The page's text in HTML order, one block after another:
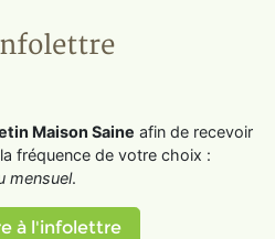
Maison Saine afin de recevoir
fréquence de votre choix :
mensuel.
à l'infolettre